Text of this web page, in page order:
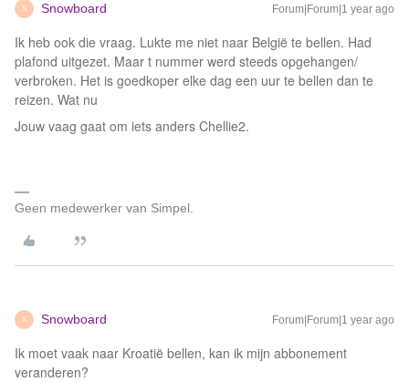
S Snowboard Forum|Forum|1 year ago
Ik heb ook die vraag. Lukte me niet naar België te bellen. Had
plafond uitgezet. Maar t nummer werd steeds opgehangen/
verbroken. Het is goedkoper elke dag een uur te bellen dan te
reizen. Wat nu
Jouw vaag gaat om iets anders Chellie2.
Geen medewerker van Simpel.
S Snowboard Forum|Forum|1 year ago
Ik moet vaak naar Kroatië bellen, kan ik mijn abbonement
veranderen?